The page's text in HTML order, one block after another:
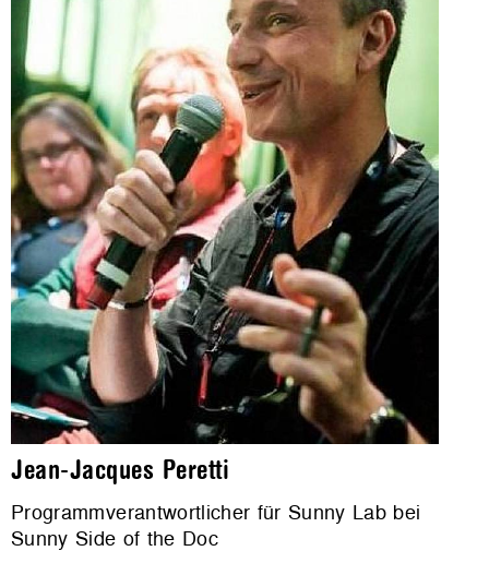
Jean-Jacques Peretti
Programmverantwortlicher für Sunny Lab bei
Sunny Side of the Doc